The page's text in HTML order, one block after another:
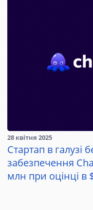
28 квітня 2025
Стартап в галузі
забезпечення
млн при оцінці в